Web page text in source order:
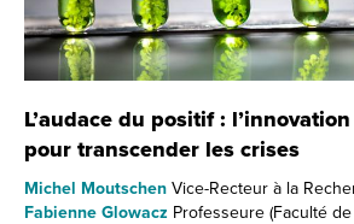
L’audace du positif :
pour transcender les crises
Michel Moutschen Vice-Recteur à la
Fabienne Glowacz Professeure (Faculté